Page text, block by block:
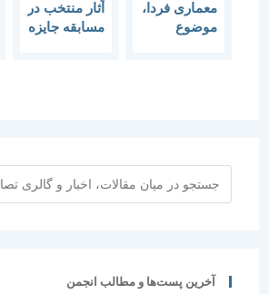
معماری فردا،
موضوع
آثار منتخب در
مسابقه جایزه
آخرین پست‌ها و مطالب انجمن